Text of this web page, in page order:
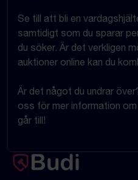
Se till att bli en
samtidigt som du sparar
du söker. Är det verkligen
auktioner online kan du
Är det något du undrar
oss för mer information
går till!